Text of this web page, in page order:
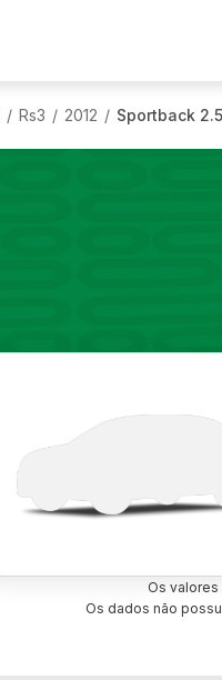
/ Rs3 / 2012 / Sportback
Os
Os dados não